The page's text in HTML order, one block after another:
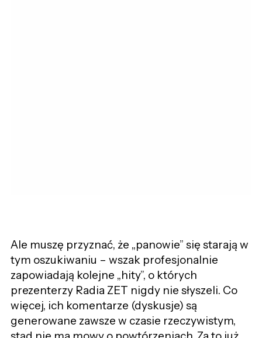
Ale muszę przyznać, że „panowie” się starają w
tym oszukiwaniu – wszak profesjonalnie
zapowiadają kolejne „hity”, o których
prezenterzy Radia ZET nigdy nie słyszeli. Co
więcej, ich komentarze (dyskusje) są
generowane zawsze w czasie rzeczywistym,